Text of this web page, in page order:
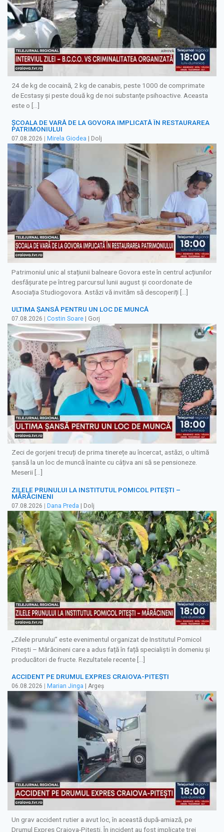
24 de kg de cocaină, 2 kg de canabis, peste 1000 de comprimate
de Ecstasy și peste două kg de noi substanțe psihoactive. Aceasta
este o […]
ȘCOALA DE VARĂ DE LA GOVORA IMPLICATĂ ÎN RESTAURAREA
PATRIMONIULUI
07.08.2026 Mirela Giodea | Dolj
Patrimoniul unic al stațiunii balneare Govora este în centrul acțiunilor
desfășurate pe întreg parcursul lunii august și coordonate de
Asociația Studiogovora. Astăzi vă invităm să descoperiți […]
ULTIMA ȘANSĂ PENTRU UN LOC DE MUNCĂ
07.08.2026 Costin Soare | Gorj
Zeci de gorjeni trecuți de prima tinerețe au încercat, astăzi, o ultimă
șansă la un loc de muncă înainte cu câțiva ani să se pensioneze.
Meserii […]
ZILELE PRUNULUI LA INSTITUTUL POMICOL PITEȘTI –
MĂRĂCINENI
07.08.2026 | Dana Preda | Dolj
„Zilele prunului” este evenimentul organizat de Institutul Pomicol
Pitești – Mărăcineni care a adus față în față specialiști în domeniu și
producători de fructe. Rezultatele recente […]
ACCIDENT PE DRUMUL EXPRES CRAIOVA-PITEȘTI
06.08.2026 Marian Jinga | Argeș
Un grav accident rutier a avut loc, în această după-amiază, pe
Drumul Expres Craiova-Pitești. În incident au fost implicate trei